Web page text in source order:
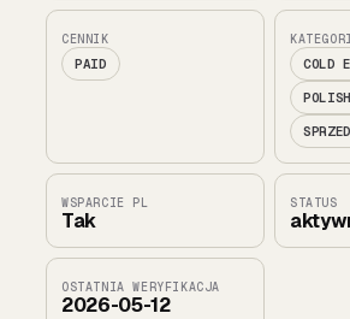
CENNIK
PAID
COLD
WSPARCIE PL
Tak
STATUS
OSTATNIA WERYFIKACJA
2026-05-12